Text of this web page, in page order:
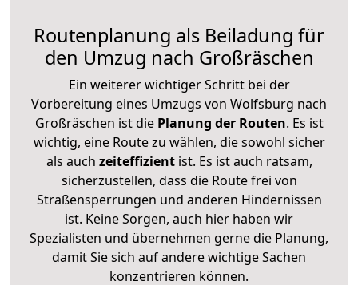
Routenplanung als Beiladung für
den Umzug nach Großräschen
Ein weiterer wichtiger Schritt bei der
Vorbereitung eines Umzugs von Wolfsburg nach
Großräschen ist diePlanung der Routen. Es ist
wichtig, eine Route zu wählen, die sowohl sicher
als auch zeiteffizientist. Es ist auch ratsam,
sicherzustellen, dass die Route frei von
Straßensperrungen und anderen Hindernissen
ist. Keine Sorgen, auch hier haben wir
Spezialisten und übernehmen gerne die Planung,
damit Sie sich auf andere wichtige Sachen
konzentrieren können.